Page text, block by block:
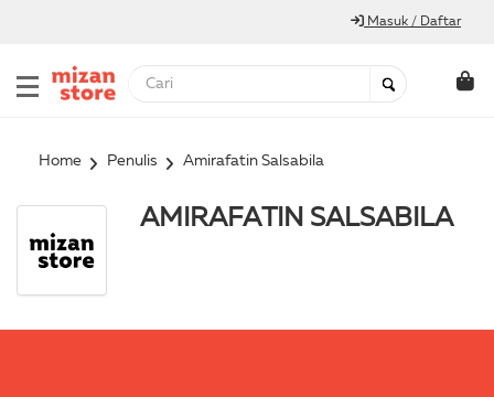
Masuk / Daftar
Home Penulis Amirafatin Salsabila
AMIRAFATIN SALSABILA